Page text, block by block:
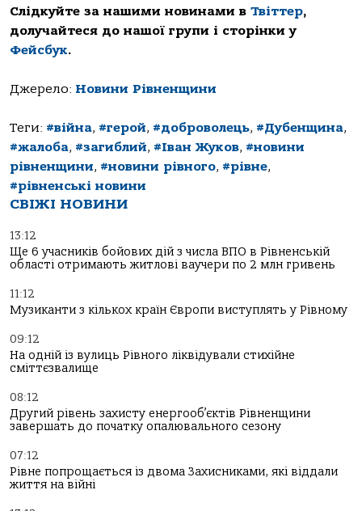
Слідкуйте за нашими новинами в Твіттер,
долучайтеся до нашої групи і сторінки у
Фейсбук.
Джерело: Новини Рівненщини
Теги: #війна, #герой, #доброволець, #Дубенщина,
#жалоба, #загиблий, #Іван Жуков, #новини
рівненщини, #новини рівного, #рівне,
#рівненські новини
СВІЖІ НОВИНИ
13:12
Ще 6 учасників бойових дій з числа ВПО в Рівненській
області отримають житлові ваучери по 2 млн гривень
11:12
Музиканти з кількох країн Європи виступлять у Рівному
09:12
На одній із вулиць Рівного ліквідували стихійне
сміттєзвалище
08:12
Другий рівень захисту енергооб’єктів Рівненщини
завершать до початку опалювального сезону
07:12
Рівне попрощається із двома Захисниками, які віддали
життя на війні